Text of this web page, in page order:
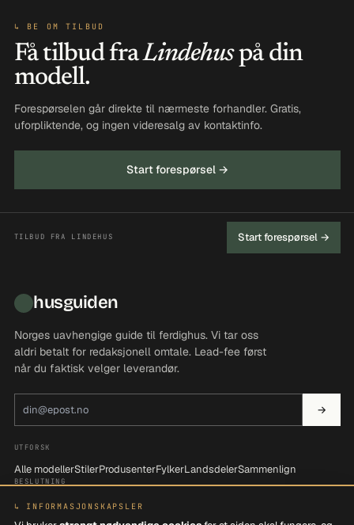
↳ BE OM TILBUD
Få tilbud fraLindehuspå din
modell.
Forespørselen går direkte til nærmeste forhandler. Gratis,
uforpliktende, og ingen videresalg av kontaktinfo.
Start forespørsel →
TILBUD FRA LINDEHUS Start forespørsel →
husguiden
Norges uavhengige guide til ferdighus. Vi tar oss
aldri betalt for redaksjonell omtale. Lead-fee først
når du faktisk velger leverandør.
→
UTFORSK
Alle modellerStilerProdusenterFylkerLandsdelerSammenlign
BESLUTNING
Be om tilbudSøk i katalogen
↳ INFORMASJONSKAPSLER